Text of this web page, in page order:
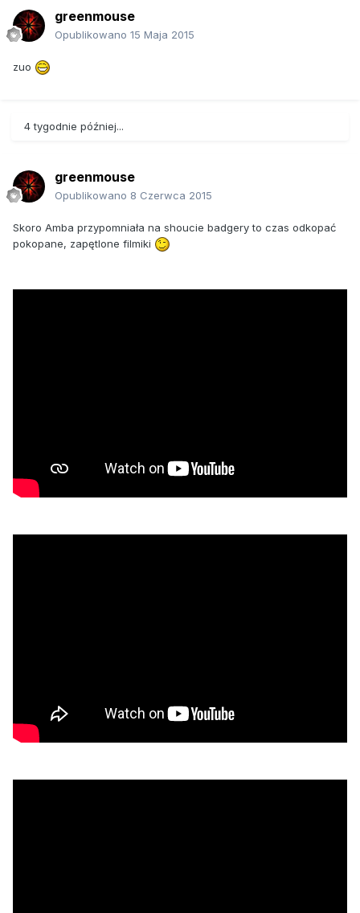
greenmouse
Opublikowano 15 Maja 2015
zuo
4 tygodnie później...
greenmouse
Opublikowano 8 Czerwca 2015
Skoro Amba przypomniała na shoucie badgery to czas odkopać
pokopane, zapętlone filmiki